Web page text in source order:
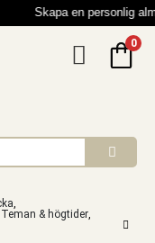
Skapa en personlig
0
,
Teman & högtider,